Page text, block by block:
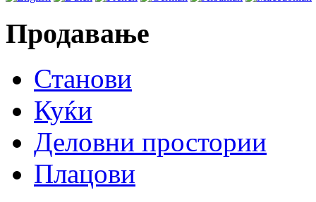
Продавање
Станови
Куќи
Деловни простории
Плацови